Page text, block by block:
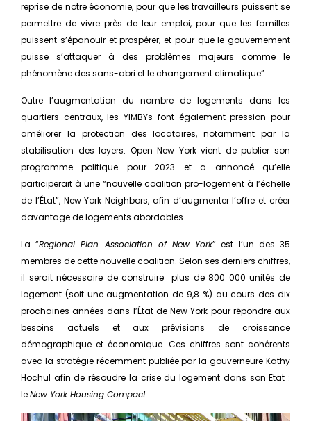
reprise de notre économie, pour que les travailleurs puissent se
permettre de vivre près de leur emploi, pour que les familles
puissent s’épanouir et prospérer, et pour que le gouvernement
puisse s’attaquer à des problèmes majeurs comme le
phénomène des sans-abri et le changement climatique”.
Outre l’augmentation du nombre de logements dans les
quartiers centraux, les YIMBYs font également pression pour
améliorer la protection des locataires, notamment par la
stabilisation des loyers. Open New York vient de publier son
programme politique pour 2023 et a annoncé qu’elle
participerait à une “nouvelle coalition pro-logement à l’échelle
de l’État”, New York Neighbors, afin d’augmenter l’offre et créer
davantage de logements abordables.
La “Regional Plan Association of New York” est l’un des 35
membres de cette nouvelle coalition. Selon ses derniers chiffres,
il serait nécessaire de construire plus de 800 000 unités de
logement (soit une augmentation de 9,8 %) au cours des dix
prochaines années dans l’État de New York pour répondre aux
besoins actuels et aux prévisions de croissance
démographique et économique. Ces chiffres sont cohérents
avec la stratégie récemment publiée par la gouverneure Kathy
Hochul afin de résoudre la crise du logement dans son Etat :
leNew York Housing Compact.